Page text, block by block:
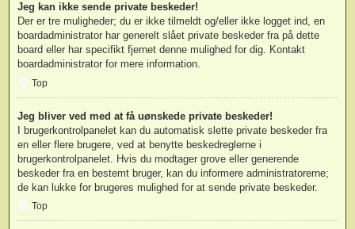
Jeg kan ikke sende private beskeder!
Der er tre muligheder; du er ikke tilmeldt og/eller ikke logget ind, en
boardadministrator har generelt slået private beskeder fra på dette
board eller har specifikt fjernet denne mulighed for dig. Kontakt
boardadministrator for mere information.
Top
Jeg bliver ved med at få uønskede private beskeder!
I brugerkontrolpanelet kan du automatisk slette private beskeder fra
en eller flere brugere, ved at benytte beskedreglerne i
brugerkontrolpanelet. Hvis du modtager grove eller generende
beskeder fra en bestemt bruger, kan du informere administratorerne;
de kan lukke for brugeres mulighed for at sende private beskeder.
Top